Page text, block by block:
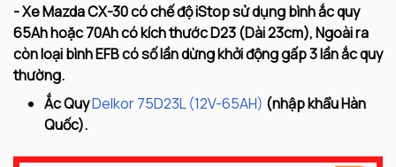
- Xe Mazda CX-30có chế độ iStop sử dụng bình ắc quy
65Ah hoặc 70Ah có kích thước D23 (Dài 23cm), Ngoài ra
còn loại bình EFB có số lần dừng khởi động gấp 3 lần ắc quy
thường.
Ắc QuyDelkor 75D23L (12V-65AH) (nhập khẩu Hàn
Quốc).